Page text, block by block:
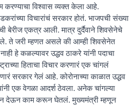
करण्याचा विश्वास व्यक्त केला आहे.
विचारांचं सरकार होतं. भाजपची संख्या
बेरीज एकत्र आली. मात्र दुर्दैवाने शिवसेनेचे
ते जरी म्हणत असले की आम्ही शिवसेनेत
हे कळल्यावर उद्धव ठाकरे यांनी पदाचा
हिताचा विचार करणारं एक चांगलं
सरकार गेलं आहे. कोरोनाच्या काळात उद्धव
एक वेगळा आदर्श ठेवला. अनेक चांगल्या
देऊन काम करून घेतलं. मुख्यमंत्री म्हणून